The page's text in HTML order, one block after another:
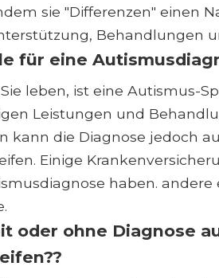
sie "Differenzen" einen
Behandlungen
für eine
leben, ist eine Autismus-
Leistungen und
kann die Diagnose jedoch
Einige
haben.
oder ohne Diagnose